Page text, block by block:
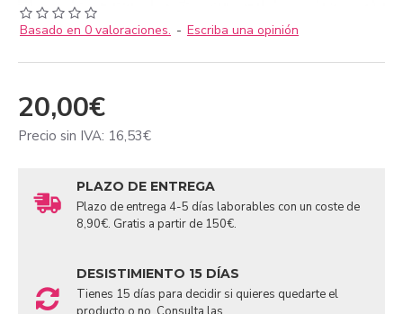
Basado en 0 valoraciones. - Escriba una opinión
20,00€
Precio sin IVA: 16,53€
PLAZO DE ENTREGA
Plazo de entrega 4-5 días laborables con un coste de
8,90€. Gratis a partir de 150€.
DESISTIMIENTO 15 DÍAS
Tienes 15 días para decidir si quieres quedarte el